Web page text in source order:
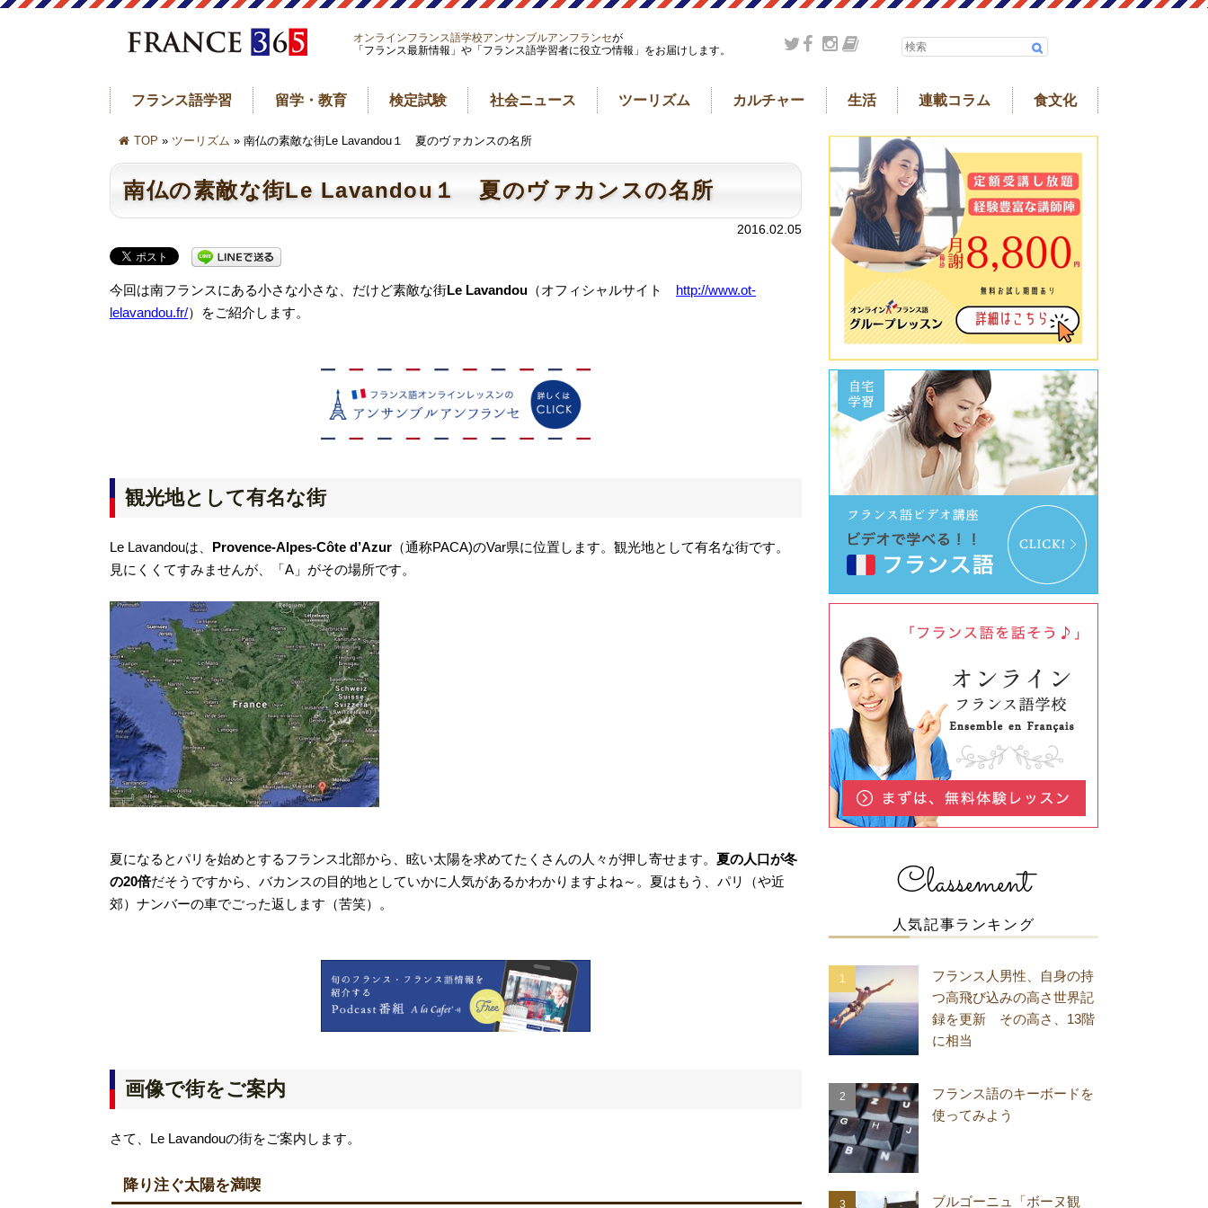
オンラインフランス語学校アンサンブルアンフランセが
「フランス最新情報」や「フランス語学習者に役立つ情報」をお届けします。
フランス語学習 留学・教育 検定試験 社会ニュース ツーリズム カルチャー 生活 連載コラム 食文化
TOP » ツーリズム » 南仏の素敵な街Le Lavandou１ 夏のヴァカンスの名所
南仏の素敵な街Le Lavandou１ 夏のヴァカンスの名所
2016.02.05
今回は南フランスにある小さな小さな、だけど素敵な街Le Lavandou （オフィシャルサイト http://www.ot-
lelavandou.fr/）をご紹介します。
観光地として有名な街
Le Lavandouは、 Provence-Alpes-Côte d’Azur （通称PACA)のVar県に位置します。観光地として有名な街です。
見にくくてすみませんが、「A」がその場所です。
夏になるとパリを始めとするフランス北部から、眩い太陽を求めてたくさんの人々が押し寄せます。 夏の人口が冬
の20倍だそうですから、バカンスの目的地としていかに人気があるかわかりますよね～。夏はもう、パリ（や近
郊）ナンバーの車でごった返します（苦笑）。
画像で街をご案内
さて、Le Lavandouの街をご案内します。
降り注ぐ太陽を満喫
Classement
人気記事ランキング
フランス人男性、自身の持
つ高飛び込みの高さ世界記
録を更新 その高さ、13階
に相当
フランス語のキーボードを
使ってみよう
ブルゴーニュ「ボーヌ観